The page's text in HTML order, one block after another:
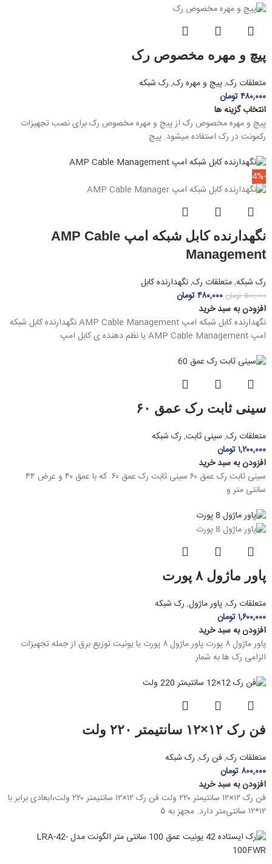
پیچ و مهره مخصوص رک
متعلقات رک,پیچ و مهره رک, رک شبکه
۴۸۰,۰۰۰تومان
انتخاب گزینه ها
پیچ و مهره مخصوص رک از پیچ و مهره مخصوص رک برای نصب تجهیزات
رکمونت در رک استفاده میشود. پیچ
-4%
نگهدارنده کابل شبکه امپ AMP Cable
Management
رک شبکه,متعلقات رک,نگهدارنده کابل
۵۰۰,۰۰۰تومان۴۸۰,۰۰۰تومان
افزودن به سبد خرید
نگهدارنده کابل شبکه امپ AMP Cable Management نگهدارنده کابل شبکه
امپ AMP Cable Management یا نظم دهنده ی کابل امپ
سینی ثابت رک عمق ۶۰
متعلقات رک, سینی ثابت, رک شبکه
۱,۲۰۰,۰۰۰تومان
افزودن به سبد خرید
سینی ثابت رک عمق ۶۰ سینی ثابت رک عمق ۶۰ که با عمق ۴۰ و عرض ۴۴
سانتی متر و
پاور ماژول ۸ پورت
متعلقات رک,پاور ماژول, رک شبکه
۱,۶۰۰,۰۰۰تومان
افزودن به سبد خرید
پاور ماژول ۸ پورت پاور ماژول ۸ پورت یا یونیت توزیع برق از جمله تجهیزات
الزامی رک ها به شمار
فن رک ۱۲×۱۲ سانتیمتر ۲۲۰ ولت
متعلقات رک, فن رک, رک شبکه
۸۰۰,۰۰۰ تومان
افزودن به سبد خرید
فن رک ۱۲×۱۲ سانتیمتر ۲۲۰ ولت فن رک ۱۲×۱۲ سانتیمتر ۲۲۰ ولت،ابعادی برابر با
۱۲*۱۲ سانتی‌متر دارد. مجهز به ۵